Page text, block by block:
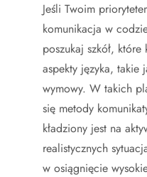
Jeśli Twoim
komunikacja w
poszukaj szkół,
aspekty języka, takie
wymowy. W takich
się metody
kładziony jest na
realistycznych
w osiągnięcie